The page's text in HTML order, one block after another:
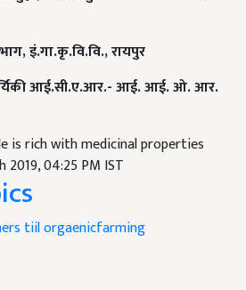
इं.गा.कृ.वि.वि., रायपुर
आई.सी.ए.आर.- आई. आई. ओ. आर.
is rich with medicinal properties
2019, 04:25 PM IST
tiilorgaenicfarming